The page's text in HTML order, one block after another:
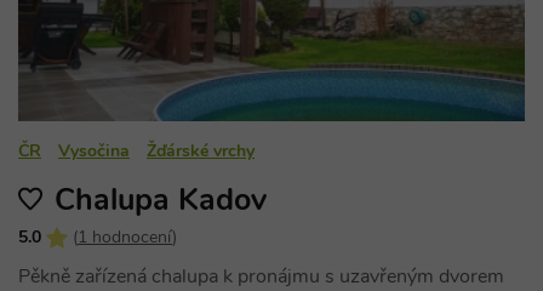
ČR Vysočina Žďárské vrchy
Chalupa Kadov
5.0 (1 hodnocení )
Pěkně zařízená chalupa k pronájmu s uzavřeným dvorem